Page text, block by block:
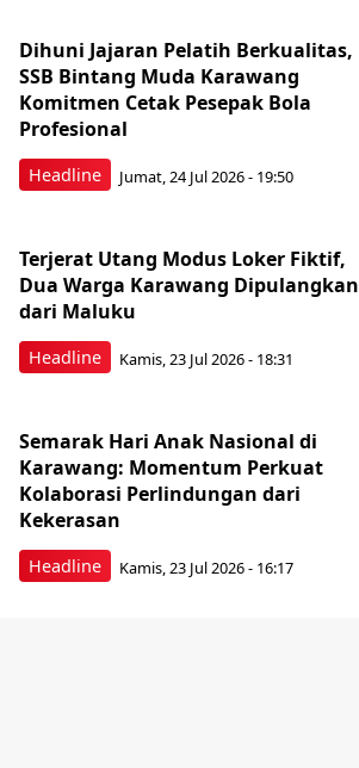
Headline
Dihuni Jajaran Pelatih Berkualitas,
SSB Bintang Muda Karawang
Komitmen Cetak Pesepak Bola
Profesional
Jumat, 24 Jul 2026 - 19:50
Headline
Terjerat Utang Modus Loker Fiktif,
Dua Warga Karawang Dipulangkan
dari Maluku
Kamis, 23 Jul 2026 - 18:31
Headline
Semarak Hari Anak Nasional di
Karawang: Momentum Perkuat
Kolaborasi Perlindungan dari
Kekerasan
Kamis, 23 Jul 2026 - 16:17